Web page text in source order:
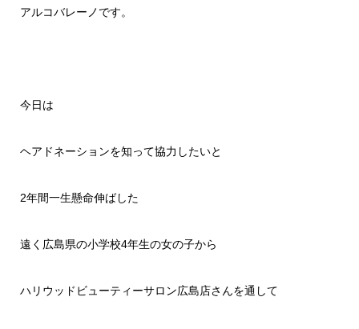
アルコバレーノです。
今日は
ヘアドネーションを知って協力したいと
2年間一生懸命伸ばした
遠く広島県の小学校4年生の女の子から
ハリウッドビューティーサロン広島店さんを通して